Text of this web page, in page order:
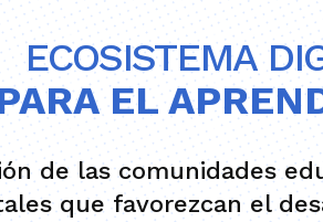
ECOSISTEMA
EL
de las comunidades
que favorezcan el